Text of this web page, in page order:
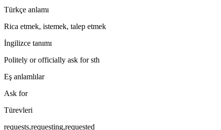
Türkçe anlamı
Rica etmek, istemek, talep etmek
İngilizce tanımı
Politely or officially ask for sth
Eş anlamlılar
Ask for
Türevleri
requests,requesting,requested